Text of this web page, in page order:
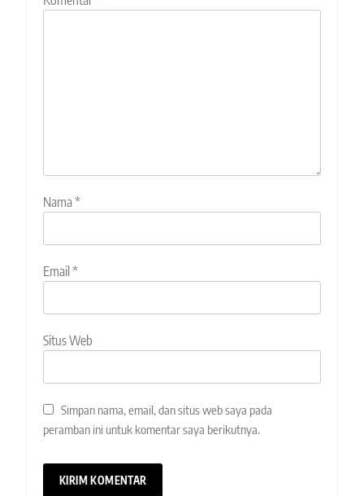
Nama*
Email *
Situs Web
Simpan nama, email, dan situs web saya pada
peramban ini untuk komentar saya berikutnya.